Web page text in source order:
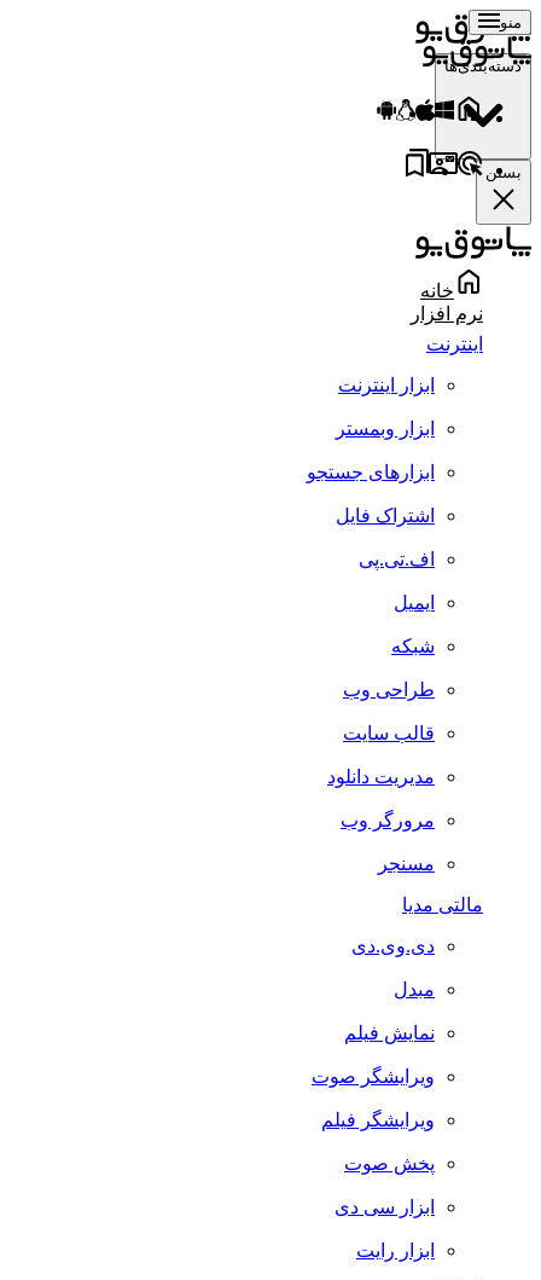
منو
دسته‌بندی‌ها
بستن
خانه
نرم افزار
اینترنت
ابزار اینترنت
ابزار وبمستر
ابزارهای جستجو
اشتراک فایل
اف.تی.پی
ایمیل
شبکه
طراحی وب
قالب سایت
مدیریت دانلود
مرورگر وب
مسنجر
مالتی مدیا
دی.وی.دی
مبدل
نمایش فیلم
ویرایشگر صوت
ویرایشگر فیلم
پخش صوت
ابزار سی دی
ابزار رایت